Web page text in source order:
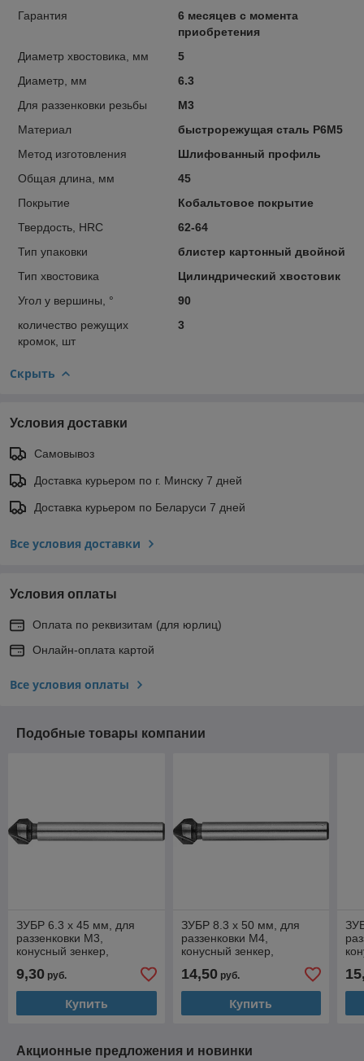
Гарантия
6 месяцев с момента
приобретения
Диаметр хвостовика, мм
5
Диаметр, мм
6.3
Для раззенковки резьбы
М3
Материал
быстрорежущая сталь Р6М5
Метод изготовления
Шлифованный профиль
Общая длина, мм
45
Покрытие
Кобальтовое покрытие
Твердость, HRC
62-64
Тип упаковки
блистер картонный двойной
Тип хвостовика
Цилиндрический хвостовик
Угол у вершины, °
90
количество режущих
кромок, шт
3
Скрыть
Условия доставки
Самовывоз
Доставка курьером по г. Минску 7 дней
Доставка курьером по Беларуси 7 дней
Все условия доставки
Условия оплаты
Оплата по реквизитам (для юрлиц)
Онлайн-оплата картой
Все условия оплаты
Подобные товары компании
ЗУБР 6.3 x 45 мм, для
раззенковки М3,
конусный зенкер,
Профессионал (29730-3)
9,30 руб.
Купить
ЗУБР 8.3 x 50 мм, для
раззенковки М4,
конусный зенкер,
Профессионал (29730-4)
14,50руб.
Купить
Акционные предложения и новинки